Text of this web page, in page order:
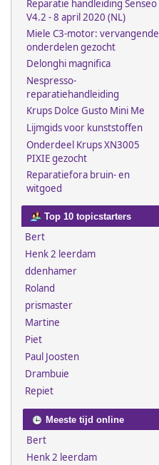
Reparatie handleiding Senseo
V4.2 - 8 april 2020 (NL)
Miele C3-motor: vervangende
onderdelen gezocht
Delonghi magnifica
Nespresso-
reparatiehandleiding
Krups Dolce Gusto Mini Me
Lijmgids voor kunststoffen
Onderdeel Krups XN3005
PIXIE gezocht
Reparatiefora bruin- en
witgoed
Top 10 topicstarters
Bert
Henk 2 leerdam
ddenhamer
Roland
prismaster
Martine
Piet
Paul Joosten
Drambuie
Repiet
Meeste tijd online
Bert
Henk 2 leerdam